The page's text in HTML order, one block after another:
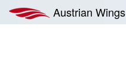
Inhalt
springen
Austrian Wings